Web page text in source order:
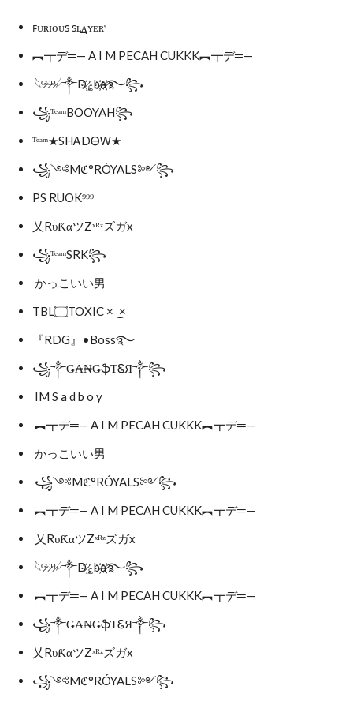
ꜰᴜʀɪᴏᴜꜱ ꜱʟ͢͢͢ᴀʏᴇʀˢ
︻┳デ═— A I M PECAH CUKKK︻┳デ═—
𓆩ᴳ̷ᴼ̷ᴰ̷𓆪༒D҉̷؏b҉̷a҉̷࿐꧂
꧁ᵀᵉᵃᵐBOOYAH꧂
ᵀᵉᵃᵐ★SHᎪDᎾᎳ★
꧁༺Mℭ°RÓYALS༻꧂
PS RUOK⁹⁹⁹
乂RυƘαツZˣᴿᶻズガx
꧁ᵀᵉᵃᵐSRK꧂
かっこいい男
TBL۝TOXIC × ͜ ×
『RDG』•Boss࿐
꧁༒Ǥ₳₦ǤֆƬᏋЯ༒꧂
IM S a d b o y
︻┳デ═— A I M PECAH CUKKK︻┳デ═—
かっこいい男
꧁༺Mℭ°RÓYALS༻꧂
︻┳デ═— A I M PECAH CUKKK︻┳デ═—
乂RυƘαツZˣᴿᶻズガx
𓆩ᴳ̷ᴼ̷ᴰ̷𓆪༒D҉̷؏b҉̷a҉̷࿐꧂
︻┳デ═— A I M PECAH CUKKK︻┳デ═—
꧁༒Ǥ₳₦ǤֆƬᏋЯ༒꧂
乂RυƘαツZˣᴿᶻズガx
꧁༺Mℭ°RÓYALS༻꧂